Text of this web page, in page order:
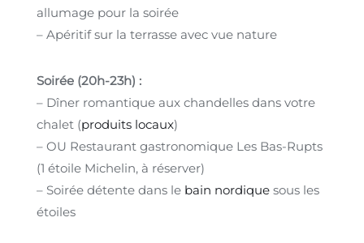
allumage pour la soirée
– Apéritif sur la terrasse avec vue nature
Soirée (20h-23h) :
– Dîner romantique aux chandelles dans votre
chalet (produits locaux)
– OU Restaurant gastronomique Les Bas-Rupts
(1 étoile Michelin, à réserver)
– Soirée détente dans le bain nordique sous les
étoiles